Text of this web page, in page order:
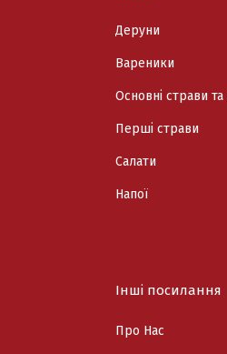
Деруни
Вареники
Основні страви та
Перші страви
Cалати
Напої
Інші посилання
Про Нас